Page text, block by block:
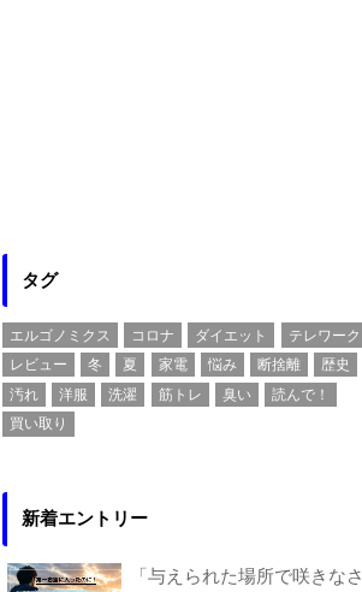
タグ
エルゴノミクス コロナ ダイエット
テレワーク
レビュー
冬 夏 家電 悩み 断捨離
歴史
汚れ
洋服 洗濯 筋トレ 臭い
読んで！
買い取り
新着エントリー
「与えられた場所で咲きなさ